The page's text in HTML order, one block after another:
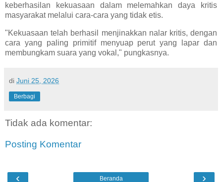
keberhasilan kekuasaan dalam melemahkan daya kritis
masyarakat melalui cara-cara yang tidak etis.
"Kekuasaan telah berhasil menjinakkan nalar kritis, dengan
cara yang paling primitif menyuap perut yang lapar dan
membungkam suara yang vokal," pungkasnya.
di Juni 25, 2026
Berbagi
Tidak ada komentar:
Posting Komentar
‹ ›
Beranda